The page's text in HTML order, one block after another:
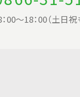
00〜18：00（土日祝